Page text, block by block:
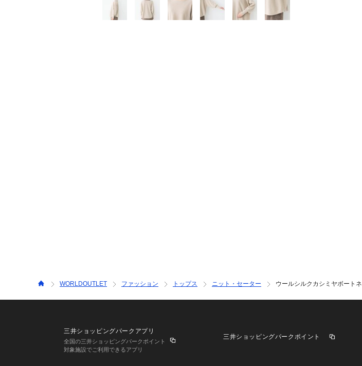
WORLDOUTLET ファッション トップス ニット・セーター ウールシルクカシミヤボート
三井ショッピングパークアプリ
全国の三井ショッピングパークポイント
対象施設でご利用できるアプリ
三井ショッピングパークポイント